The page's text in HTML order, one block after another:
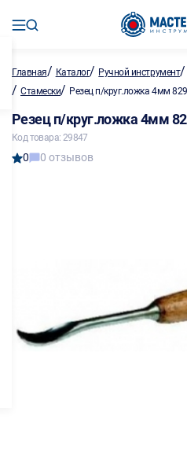
Главная/ Каталог/ Ручной инструмент
/ Стамески/ Резец п/круг.ложка 4мм
Резец п/круг.ложка 4мм
Код товара: 29847
0 0 отзывов